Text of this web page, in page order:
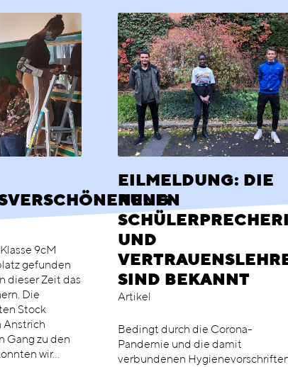
9cM
gefunden
dieser Zeit das
Die
Stock
Anstrich
Gang zu den
wir…
EILMELDUNG: DIE
NEUEN
UND
SIND BEKANNT
Artikel
Bedingt durch die Corona-
Pandemie und die damit
verbundenen